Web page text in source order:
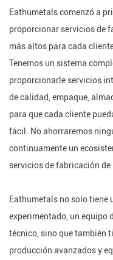
Eathumetals comenzó a
proporcionar servicios de
más altos para cada
Tenemos un sistema
proporcionarle servicios
de calidad, empaque,
para que cada cliente
fácil. No ahorraremos
continuamente un
servicios de fabricación de
Eathumetals no solo tiene
experimentado, un equipo
técnico, sino que también
producción avanzados y